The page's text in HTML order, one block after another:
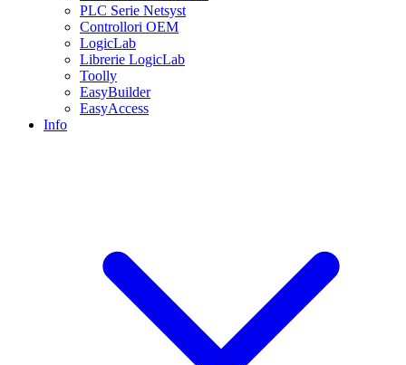
PLC Serie Netsyst
Controllori OEM
LogicLab
Librerie LogicLab
Toolly
EasyBuilder
EasyAccess
Info